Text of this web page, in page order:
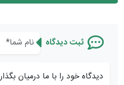
ثبت دیدگاه
دیدگاه خود را با ما درمیان